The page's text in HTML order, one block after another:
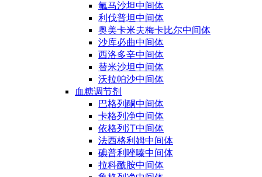
氟马沙坦中间体
利伐普坦中间体
奥美卡米夫梅卡比尔中间体
沙库必曲中间体
西洛多辛中间体
替米沙坦中间体
沃拉帕沙中间体
血糖调节剂
巴格列酮中间体
卡格列净中间体
依格列汀中间体
法西格利姆中间体
碘普利唑嗪中间体
拉科酰胺中间体